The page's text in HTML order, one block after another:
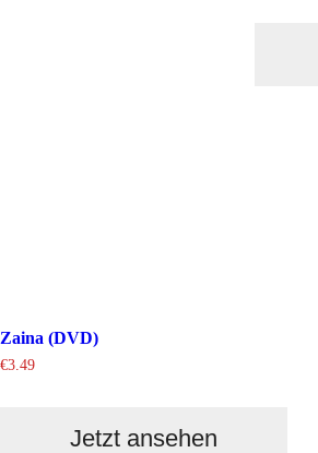
Zaina (DVD)
€3.49
Jetzt ansehen